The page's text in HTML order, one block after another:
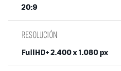
20:9
RESOLUCIÓN
FullHD+ 2.400 x 1.080 px